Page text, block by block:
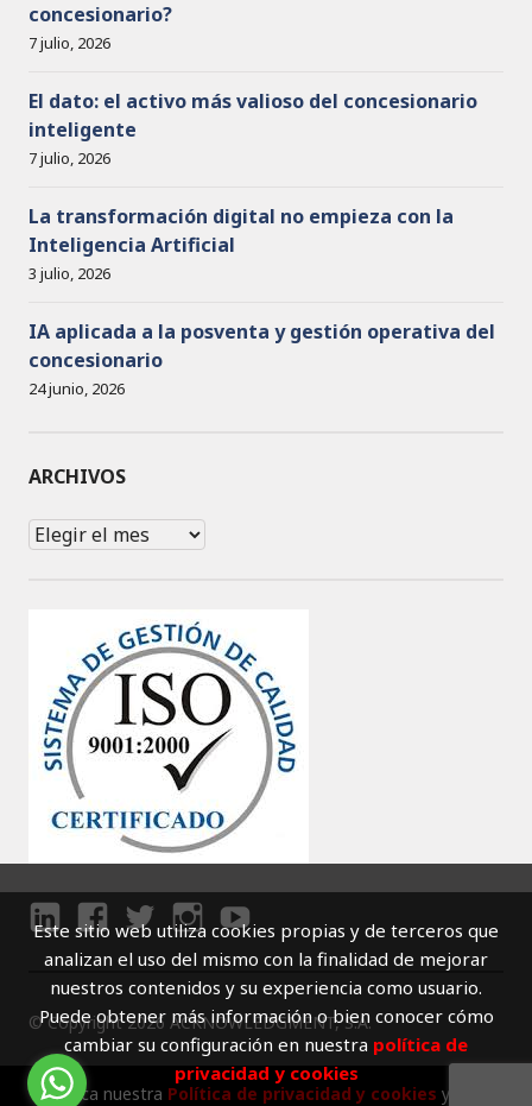
Este sitio web utiliza cookies propias y de terceros que
analizan el uso del mismo con la finalidad de mejorar
nuestros contenidos y su experiencia como usuario.
Puede obtener más información o bien conocer cómo
cambiar su configuración en nuestra política de
privacidad y cookies
concesionario?
7 julio, 2026
El dato: el activo más valioso del concesionario
inteligente
7 julio, 2026
La transformación digital no empieza con la
Inteligencia Artificial
3 julio, 2026
IA aplicada a la posventa y gestión operativa del
concesionario
24 junio, 2026
ARCHIVOS
Archivos
LI
N
K
E
D
F
A
C
E
B
T
W
I
T
I
N
S
T
A
Y
O
U
T
U
© Copyright 2026 ACKNOWLEDGMENT, S.A.
Conozca nuestra Política de privacidad y cookies y